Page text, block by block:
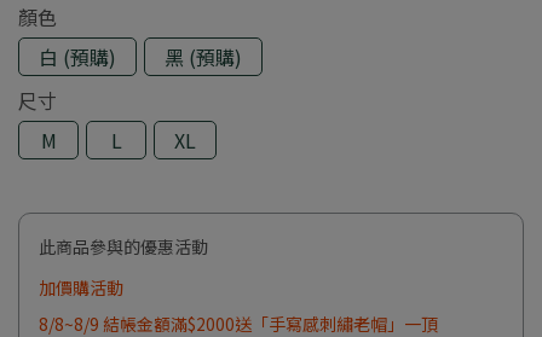
顏色
白 (預購)
黑 (預購)
尺寸
M
L XL
此商品參與的優惠活動
加價購活動
8/8~8/9 結帳金額滿$2000送「手寫感刺繡老帽」一頂